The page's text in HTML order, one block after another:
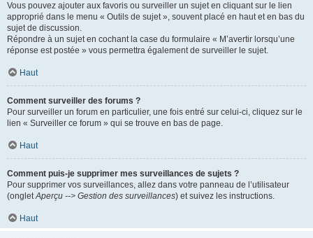
Vous pouvez ajouter aux favoris ou surveiller un sujet en cliquant sur le lien
approprié dans le menu « Outils de sujet », souvent placé en haut et en bas du
sujet de discussion.
Répondre à un sujet en cochant la case du formulaire « M’avertir lorsqu’une
réponse est postée » vous permettra également de surveiller le sujet.
Haut
Comment surveiller des forums ?
Pour surveiller un forum en particulier, une fois entré sur celui-ci, cliquez sur le
lien « Surveiller ce forum » qui se trouve en bas de page.
Haut
Comment puis-je supprimer mes surveillances de sujets ?
Pour supprimer vos surveillances, allez dans votre panneau de l’utilisateur
(ongletAperçu --> Gestion des surveillances) et suivez les instructions.
Haut